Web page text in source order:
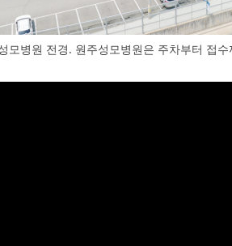
모병원 전경. 원주성모병원은 주차부터 접